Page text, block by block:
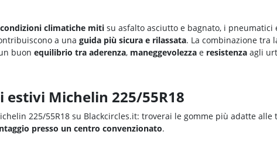
climatiche miti su asfalto asciutto e bagnato, i
a una guida più sicura e rilassata. La combinazione tra
buon equilibrio tra aderenza, maneggevolezza e resistenza agli
Michelin 225/55R18
225/55R18 su Blackcircles.it: troverai le gomme più adatte
presso un centro convenzionato.